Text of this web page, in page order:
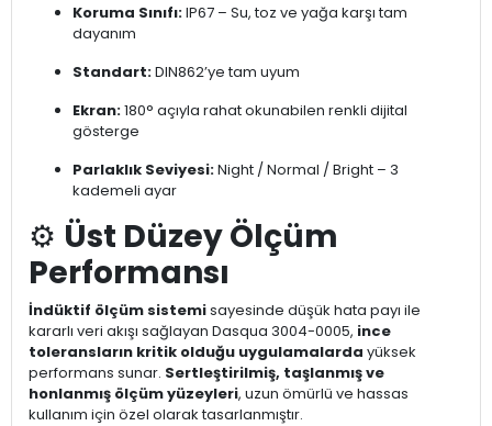
Koruma Sınıfı:IP67 – Su, toz ve yağa karşı tam
dayanım
Standart:DIN862’ye tam uyum
Ekran:180° açıyla rahat okunabilen renkli dijital
gösterge
Parlaklık Seviyesi:Night / Normal / Bright – 3
kademeli ayar
⚙️ Üst Düzey Ölçüm
Performansı
İndüktif ölçüm sistemisayesinde düşük hata payı ile
kararlı veri akışı sağlayan Dasqua 3004-0005, ince
toleransların kritik olduğu uygulamalarda yüksek
performans sunar. Sertleştirilmiş, taşlanmış ve
honlanmış ölçüm yüzeyleri, uzun ömürlü ve hassas
kullanım için özel olarak tasarlanmıştır.